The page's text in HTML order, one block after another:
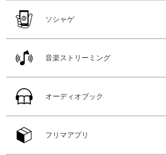
ソシャゲ
音楽ストリーミング
オーディオブック
フリマアプリ